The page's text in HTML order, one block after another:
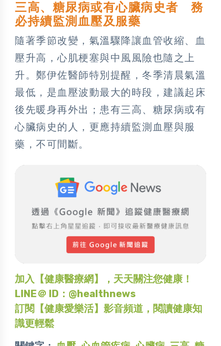
三高、糖尿病或有心臟病史者 務
必持續監測血壓及服藥
隨著季節改變，氣溫驟降讓血管收縮、血
壓升高，心肌梗塞與中風風險也隨之上
升。鄭伊佐醫師特別提醒，冬季清晨氣溫
最低，是血壓波動最大的時段，建議起床
後先暖身再外出；患有三高、糖尿病或有
心臟病史的人，更應持續監測血壓與服
藥，不可間斷。
加入【健康醫療網】，天天關注您健康！
LINE＠ ID：@healthnews
訂閱【健康愛樂活】影音頻道，閱讀健康知
識更輕鬆